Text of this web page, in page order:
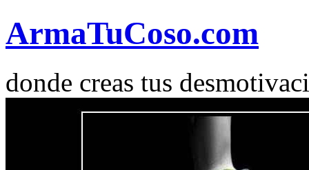
ArmaTuCoso.com
donde creas tus